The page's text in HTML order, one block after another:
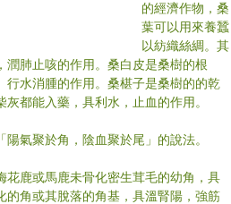
的經濟作物，桑
葉可以用來養蠶
以紡織絲綢。其
肺止咳的作用。桑白皮是桑樹的根
行水消腫的作用。桑椹子是桑樹的的乾
都能入藥，具利水，止血的作用。
氣聚於角，陰血聚於尾」的說法。
花鹿或馬鹿未骨化密生茸毛的幼角，具
的角或其脫落的角基，具溫腎陽，強筋